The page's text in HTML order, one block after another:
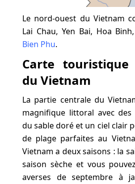
Le nord-ouest du Vietnam
Lai Chau, Yen Bai, Hoa
Bien Phu.
Carte
du Vietnam
La partie centrale du
magnifique littoral avec des
du sable doré et un ciel clair
de plage parfaites au
Vietnam a deux saisons : la
saison sèche et vous
averses de septembre à